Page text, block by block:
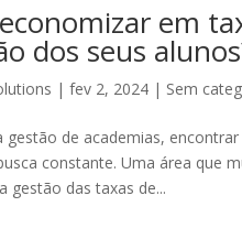
em
dos seus
|fev 2, 2024 | Sem
gestão de academias,
constante. Uma área que
gestão das taxas de...